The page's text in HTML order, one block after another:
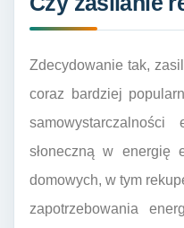
Zdecydowanie tak,
coraz bardziej
samowystarczalności
słoneczną w energię
domowych, w tym
zapotrzebowania